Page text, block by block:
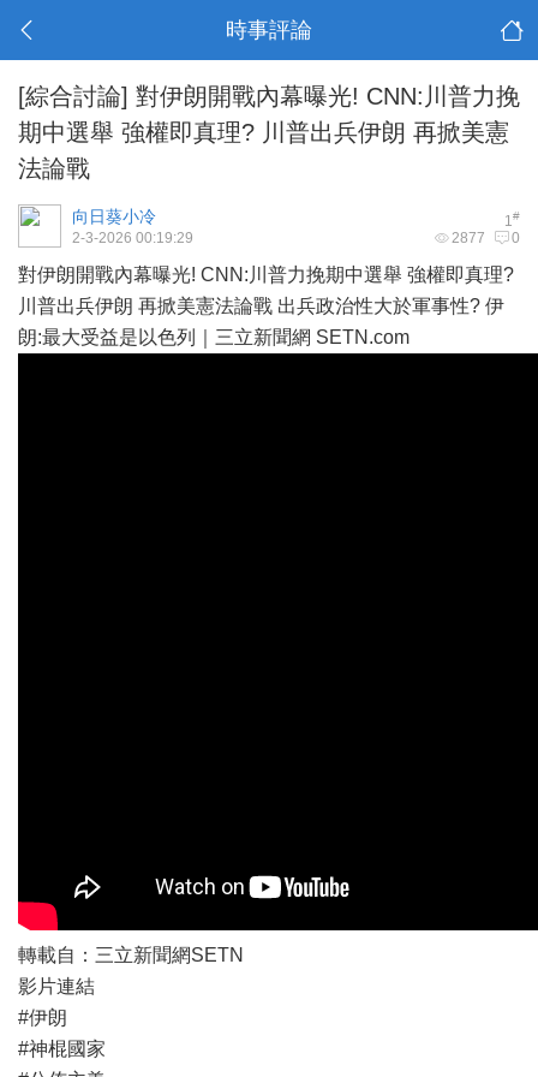
時事評論
[綜合討論] 對伊朗開戰內幕曝光! CNN:川普力挽
期中選舉 強權即真理? 川普出兵伊朗 再掀美憲
法論戰
1#
向日葵小冷
2877 0
2-3-2026 00:19:29
對伊朗開戰內幕曝光! CNN:川普力挽期中選舉 強權即真理?
川普出兵伊朗 再掀美憲法論戰 出兵政治性大於軍事性? 伊
朗:最大受益是以色列｜三立新聞網 SETN.com
轉載自：三立新聞網SETN
影片連結
#伊朗
#神棍國家